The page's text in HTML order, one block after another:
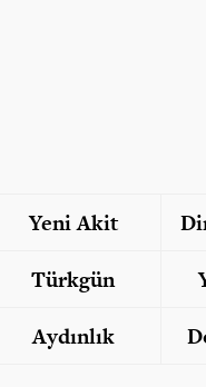
Yeni Akit
Türkgün
Aydınlık